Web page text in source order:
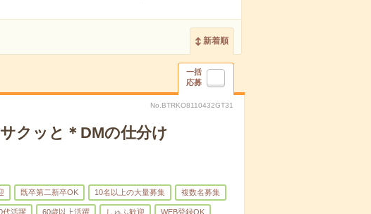
新着順
一括
応募
No.BTRKO8110432GT31
クッと＊DMの仕分け
既卒第二新卒OK 10名以上の大量募集 複数名募集
代活躍 60歳以上活躍 しゅふ歓迎 WEB登録OK